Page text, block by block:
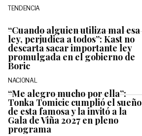
TENDENCIA
“Cuando alguien utiliza mal esa
ley, perjudica a todos”: Kast no
descarta sacar importante ley
promulgada en el gobierno de
Boric
NACIONAL
“Me alegro mucho por ella”:
Tonka Tomicic cumplió el sueño
de esta famosa y la invitó a la
Gala de Viña 2027 en pleno
programa